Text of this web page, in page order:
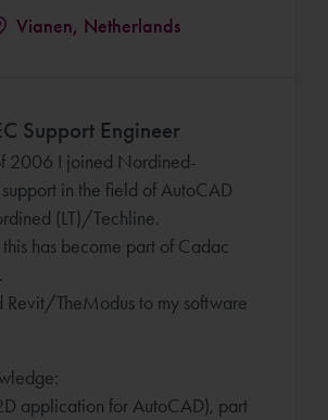
Vianen, Netherlands
Support Engineer
2006 I joined Nordined-
support in the field of AutoCAD
(LT)/Techline.
has become part of Cadac
Revit/TheModus to my software
application for AutoCAD), part